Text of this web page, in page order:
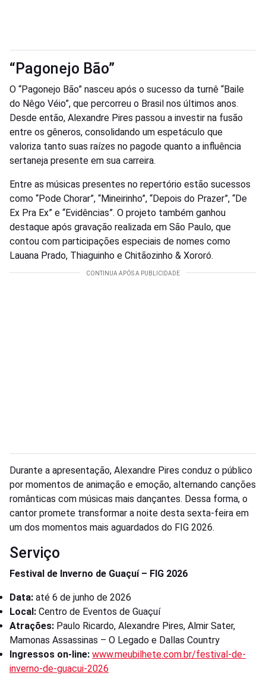
“Pagonejo Bão”
O “Pagonejo Bão” nasceu após o sucesso da turnê “Baile
do Nêgo Véio”, que percorreu o Brasil nos últimos anos.
Desde então, Alexandre Pires passou a investir na fusão
entre os gêneros, consolidando um espetáculo que
valoriza tanto suas raízes no pagode quanto a influência
sertaneja presente em sua carreira.
Entre as músicas presentes no repertório estão sucessos
como “Pode Chorar”, “Mineirinho”, “Depois do Prazer”, “De
Ex Pra Ex” e “Evidências”. O projeto também ganhou
destaque após gravação realizada em São Paulo, que
contou com participações especiais de nomes como
Lauana Prado, Thiaguinho e Chitãozinho & Xororó.
Durante a apresentação, Alexandre Pires conduz o público
por momentos de animação e emoção, alternando canções
românticas com músicas mais dançantes. Dessa forma, o
cantor promete transformar a noite desta sexta-feira em
um dos momentos mais aguardados do FIG 2026.
Serviço
Festival de Inverno de Guaçuí – FIG 2026
Data: até 6 de junho de 2026
Local: Centro de Eventos de Guaçuí
Atrações: Paulo Ricardo, Alexandre Pires, Almir Sater,
Mamonas Assassinas – O Legado e Dallas Country
Ingressos on-line: www.meubilhete.com.br/festival-de-
inverno-de-guacui-2026